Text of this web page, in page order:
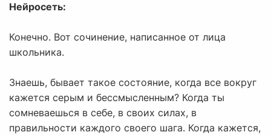
Нейросеть:
Конечно. Вот сочинение, написанное от лица
школьника.
Знаешь, бывает такое состояние, когда все вокруг
кажется серым и бессмысленным? Когда ты
сомневаешься в себе, в своих силах, в
правильности каждого своего шага. Когда кажется,